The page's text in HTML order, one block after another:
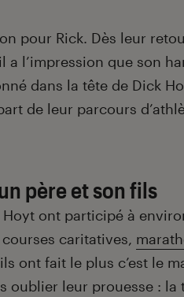
pour Rick. Dès leur
a l’impression que son
dans la tête de Dick
de leur parcours
père et son fils
ont participé à
caritatives,
ont fait le plus c’est le
oublier leur prouesse : la